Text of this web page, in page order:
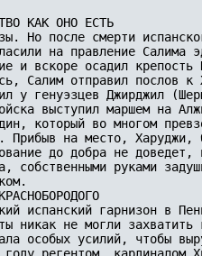
КАК ОНО ЕСТЬ
Но после смерти
на правление
и вскоре осадил
Салим отправил послов
у генуэзцев Джирджил
выступил маршем на
который во многом
Прибыв на место, Харуджи,
до добра не
собственными руками
испанский гарнизон в
никак не могли
особых усилий, чтобы